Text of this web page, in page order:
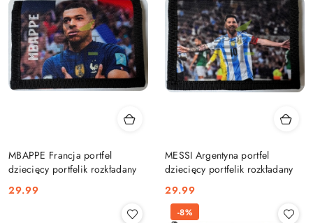
MBAPPE Francja portfel
dziecięcy portfelik rozkładany
Cena:
29.99
MESSI Argentyna portfel
dziecięcy portfelik rozkładany
Cena:
29.99
-8%